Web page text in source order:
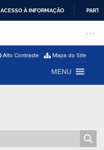
ACESSO À INFORMAÇÃO
da
Mapa do Site
Alto Contraste
MENU